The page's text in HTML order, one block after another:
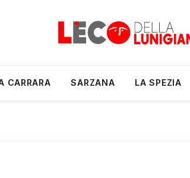
CARRARA SARZANA LA SPEZIA